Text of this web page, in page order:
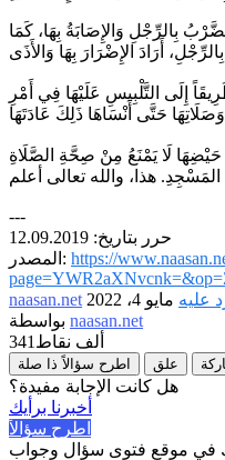
بِالرِّجْلِ وَالإِصَابَةُ بِهَا، كَمَا
إِلَى التَّلْبِيسِ عَلَيْهَا فِي أَمْرِ
حَيْضِهَا لَا يَمْنَعُ مِنْ صِحَّةِ الصَّلَاةِ
---
حرر بتاريخ: 12.09.2019
المصدر: https://
naasan.net
عليه مايو 4، 2022
naasan.net
341ألف نقاط
اطرح سؤالاً ذا صلة علق
هل كانت الإجابة مفيدة؟
أخبرنا برأيك
اطرح سؤالاً